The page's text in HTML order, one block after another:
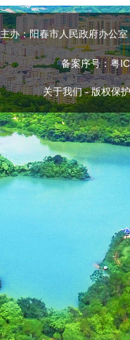
主办：阳春市人民政府办公室
备案序号：粤
关于我们-版权保护